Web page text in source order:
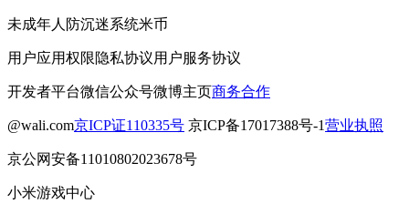
未成年人防沉迷系统米币
用户应用权限隐私协议用户服务协议
开发者平台微信公众号微博主页商务合作
@wali.com京ICP证110335号 京ICP备17017388号-1营业执照
京公网安备11010802023678号
小米游戏中心